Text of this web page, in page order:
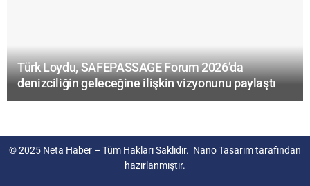
Türk Loydu, SAFEPASSAGE Forum 2026’da
denizciliğin geleceğine ilişkin vizyonunu paylaştı
© 2025 Neta Haber – Tüm Hakları Saklıdır. Nano Tasarımtarafından
hazırlanmıştır.